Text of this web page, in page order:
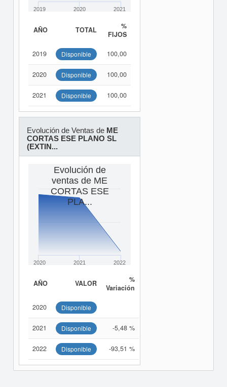
2019 2020 2021
AÑO TOTAL
%
FIJOS
2019 Disponible 100,00
2020 Disponible 100,00
2021 Disponible 100,00
Evolución de Ventas de ME
CORTAS ESE PLANO SL
(EXTIN...
Evolución de
ventas de ME
CORTAS ESE
PLA...
2020 2021 2022
AÑO VALOR
%
Variación
2020 Disponible
2021 Disponible -5,48 %
2022 Disponible -93,51 %